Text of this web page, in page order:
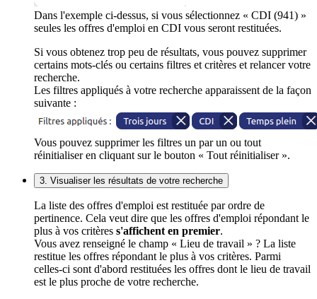
Dans l'exemple ci-dessus, si vous sélectionnez « CDI (941) »
seules les offres d'emploi en CDI vous seront restituées.
Si vous obtenez trop peu de résultats, vous pouvez supprimer
certains mots-clés ou certains filtres et critères et relancer votre
recherche.
Les filtres appliqués à votre recherche apparaissent de la façon
suivante :
Vous pouvez supprimer les filtres un par un ou tout
réinitialiser en cliquant sur le bouton « Tout réinitialiser ».
3. Visualiser les résultats de votre recherche
La liste des offres d'emploi est restituée par ordre de
pertinence. Cela veut dire que les offres d'emploi répondant le
plus à vos critères s'affichent en premier.
Vous avez renseigné le champ « Lieu de travail » ? La liste
restitue les offres répondant le plus à vos critères. Parmi
celles-ci sont d'abord restituées les offres dont le lieu de travail
est le plus proche de votre recherche.